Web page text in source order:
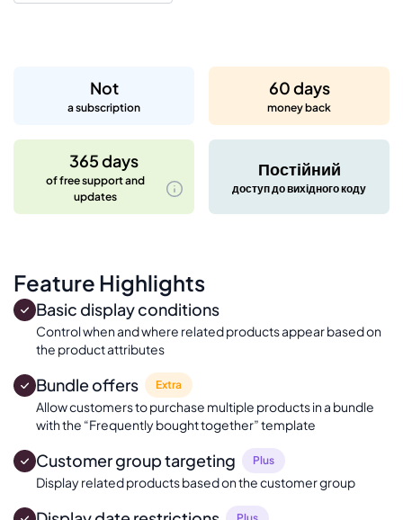
Not
a subscription
60 days
money back
365 days
of free support and
updates
Постійний
доступ до вихідного коду
Feature Highlights
Basic display conditions
Control when and where related products appear based on
the product attributes
Bundle offers Extra
Allow customers to purchase multiple products in a bundle
with the “Frequently bought together” template
Customer group targeting Plus
Display related products based on the customer group